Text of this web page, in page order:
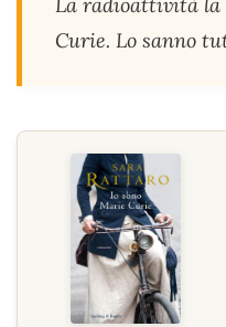
Curie. Lo sanno